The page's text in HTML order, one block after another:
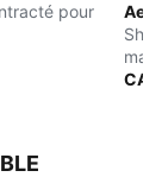
pour